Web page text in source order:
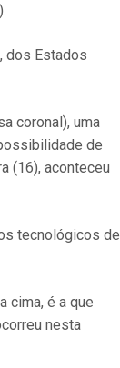
dos Estados
coronal), uma
de
(16), aconteceu
tecnológicos de
cima, é a que
nesta